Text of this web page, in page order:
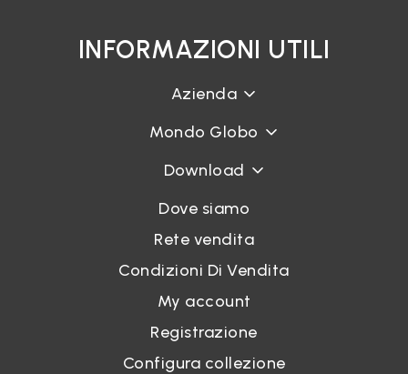
Accedi
INFORMAZIONI UTILI
Azienda
Mondo Globo
Download
Dove siamo
Rete vendita
Condizioni Di Vendita
My account
Registrazione
Configura collezione